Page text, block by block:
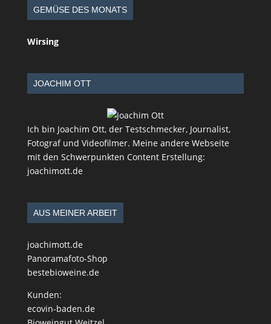
GEMÜSE DES MONATS
Wirsing
JOACHIM OTT
Ich bin Joachim Ott, der Testschmecker, Journalist,
Fotograf und Videofilmer. Meine andere Webseite
mit den Schwerpunkten Content Erstellung:
joachimott.de
AUS MEINER ARBEIT
joachimott.de
Panoramafoto-Shop
bestebioweine.de
Kunden:
ecovin-baden.de